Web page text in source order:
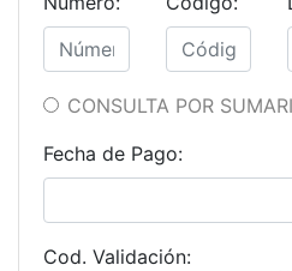
CONSULTA POR
Fecha de Pago:
Cod. Validación: